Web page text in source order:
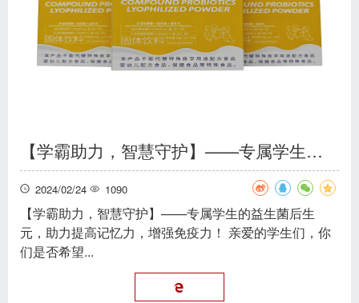
【学霸助力，智慧守护】——专属学生的益生菌后生元，助力提高记忆力，增强免疫力！
2024/02/24 1090
【学霸助力，智慧守护】——专属学生的益生菌后生
元，助力提高记忆力，增强免疫力！ 亲爱的学生们，你
们是否希望...